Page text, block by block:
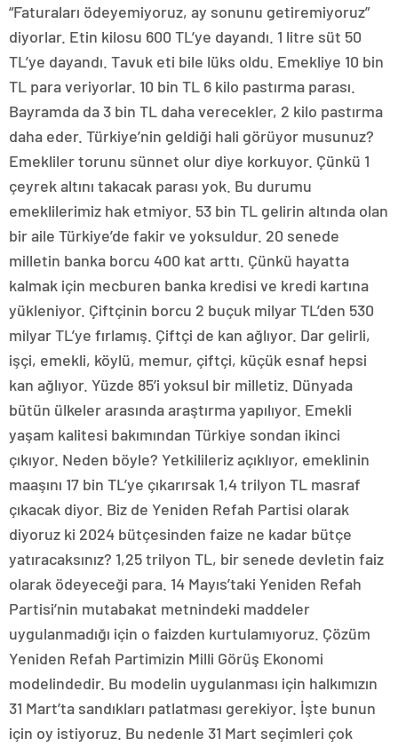
“Faturaları ödeyemiyoruz, ay sonunu getiremiyoruz”
diyorlar. Etin kilosu 600 TL’ye dayandı. 1 litre süt 50
TL’ye dayandı. Tavuk eti bile lüks oldu. Emekliye 10 bin
TL para veriyorlar. 10 bin TL 6 kilo pastırma parası.
Bayramda da 3 bin TL daha verecekler, 2 kilo pastırma
daha eder. Türkiye’nin geldiği hali görüyor musunuz?
Emekliler torunu sünnet olur diye korkuyor. Çünkü 1
çeyrek altını takacak parası yok. Bu durumu
emeklilerimiz hak etmiyor. 53 bin TL gelirin altında olan
bir aile Türkiye’de fakir ve yoksuldur. 20 senede
milletin banka borcu 400 kat arttı. Çünkü hayatta
kalmak için mecburen banka kredisi ve kredi kartına
yükleniyor. Çiftçinin borcu 2 buçuk milyar TL’den 530
milyar TL’ye fırlamış. Çiftçi de kan ağlıyor. Dar gelirli,
işçi, emekli, köylü, memur, çiftçi, küçük esnaf hepsi
kan ağlıyor. Yüzde 85’i yoksul bir milletiz. Dünyada
bütün ülkeler arasında araştırma yapılıyor. Emekli
yaşam kalitesi bakımından Türkiye sondan ikinci
çıkıyor. Neden böyle? Yetkilileriz açıklıyor, emeklinin
maaşını 17 bin TL’ye çıkarırsak 1,4 trilyon TL masraf
çıkacak diyor. Biz de Yeniden Refah Partisi olarak
diyoruz ki 2024 bütçesinden faize ne kadar bütçe
yatıracaksınız? 1,25 trilyon TL, bir senede devletin faiz
olarak ödeyeceği para. 14 Mayıs’taki Yeniden Refah
Partisi’nin mutabakat metnindeki maddeler
uygulanmadığı için o faizden kurtulamıyoruz. Çözüm
Yeniden Refah Partimizin Milli Görüş Ekonomi
modelindedir. Bu modelin uygulanması için halkımızın
31 Mart’ta sandıkları patlatması gerekiyor. İşte bunun
için oy istiyoruz. Bu nedenle 31 Mart seçimleri çok